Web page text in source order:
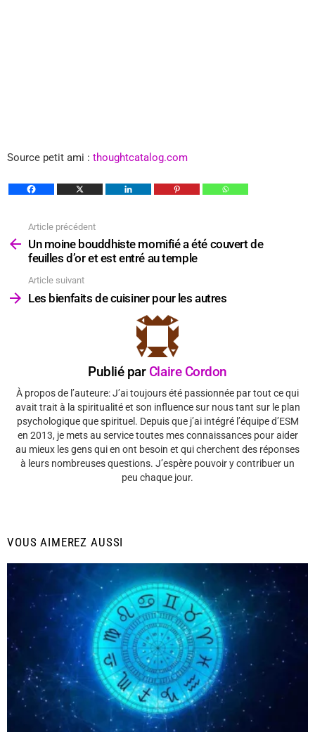
Source petit ami : thoughtcatalog.com
plus
Article précédent
Un moine bouddhiste momifié a été couvert de
feuilles d’or et est entré au temple
Article suivant
Les bienfaits de cuisiner pour les autres
Publié par Claire Cordon
À propos de l’auteure: J’ai toujours été passionnée par tout ce qui
avait trait à la spiritualité et son influence sur nous tant sur le plan
psychologique que spirituel. Depuis que j’ai intégré l’équipe d’ESM
en 2013, je mets au service toutes mes connaissances pour aider
au mieux les gens qui en ont besoin et qui cherchent des réponses
à leurs nombreuses questions. J’espère pouvoir y contribuer un
peu chaque jour.
VOUS AIMEREZ AUSSI